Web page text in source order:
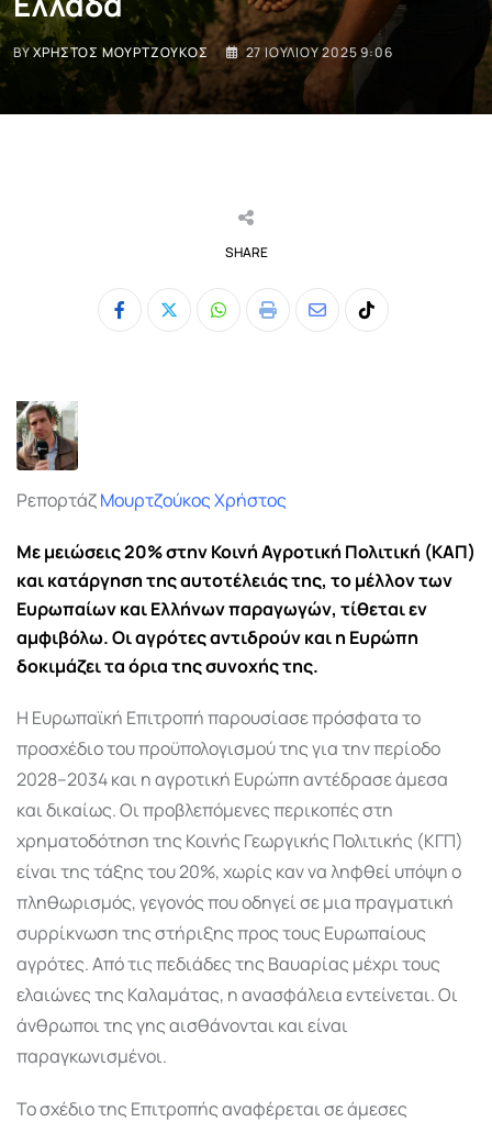
BYΧΡΉΣΤΟΣ ΜΟΥΡΤΖΟΎΚΟΣ 27 ΙΟΥΛΊΟΥ 2025 9:06
SHARE
Whatsapp
Print
ShareTiktok
ΡεπορτάζΜουρτζούκος Χρήστος
Με μειώσεις 20% στην Κοινή Αγροτική Πολιτική (ΚΑΠ)
και κατάργηση της αυτοτέλειάς της, το μέλλον των
Ευρωπαίων και Ελλήνων παραγωγών, τίθεται εν
αμφιβόλω. Οι αγρότες αντιδρούν και η Ευρώπη
δοκιμάζει τα όρια της συνοχής της.
Η Ευρωπαϊκή Επιτροπή παρουσίασε πρόσφατα το
προσχέδιο του προϋπολογισμού της για την περίοδο
2028–2034 και η αγροτική Ευρώπη αντέδρασε άμεσα
και δικαίως. Οι προβλεπόμενες περικοπές στη
χρηματοδότηση της Κοινής Γεωργικής Πολιτικής (ΚΓΠ)
είναι της τάξης του 20%, χωρίς καν να ληφθεί υπόψη ο
πληθωρισμός, γεγονός που οδηγεί σε μια πραγματική
συρρίκνωση της στήριξης προς τους Ευρωπαίους
αγρότες. Από τις πεδιάδες της Βαυαρίας μέχρι τους
ελαιώνες της Καλαμάτας, η ανασφάλεια εντείνεται. Οι
άνθρωποι της γης αισθάνονται και είναι
παραγκωνισμένοι.
Το σχέδιο της Επιτροπής αναφέρεται σε άμεσες